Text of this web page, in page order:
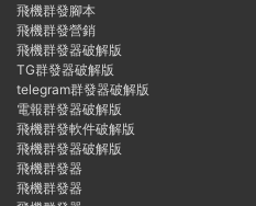
飛機群發腳本
飛機群發營銷
飛機群發器破解版
TG群發器破解版
telegram群發器破解版
電報群發器破解版
飛機群發軟件破解版
飛機群發器破解版
飛機群發器
飛機群發器